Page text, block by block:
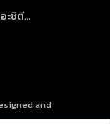
ะซิตี...
and